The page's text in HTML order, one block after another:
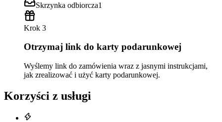
Skrzynka odbiorcza1
Krok 3
Otrzymaj link do karty podarunkowej
Wyślemy link do zamówienia wraz z jasnymi instrukcjami,
jak zrealizować i użyć karty podarunkowej.
Korzyści z usługi